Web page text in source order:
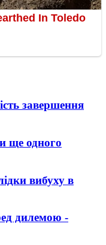
завершення
ще одного
вибуху в
дилемою -